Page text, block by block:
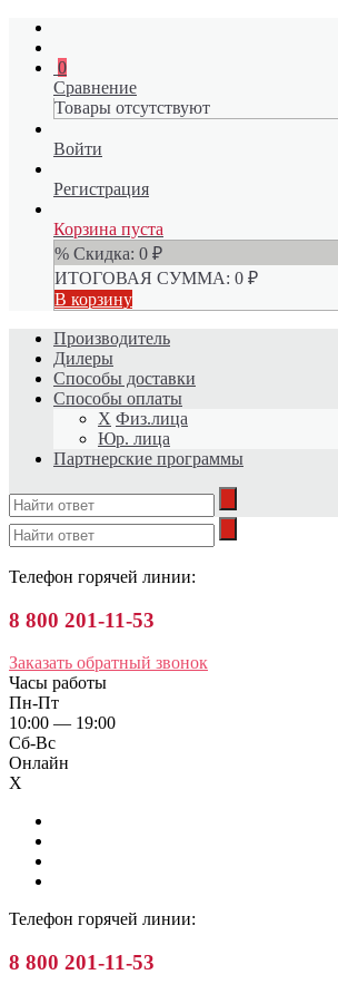
0
Сравнение
Товары отсутствуют
Войти
Регистрация
Корзина пуста
% Скидка: 0 ₽
ИТОГОВАЯ СУММА: 0 ₽
В корзину
Производитель
Дилеры
Способы доставки
Способы оплаты
X Физ.лица
Юр. лица
Партнерские программы
Телефон горячей линии:
8 800 201-11-53
Заказать обратный звонок
Часы работы
Пн-Пт
10:00 — 19:00
Сб-Вс
Онлайн
X
Телефон горячей линии:
8 800 201-11-53